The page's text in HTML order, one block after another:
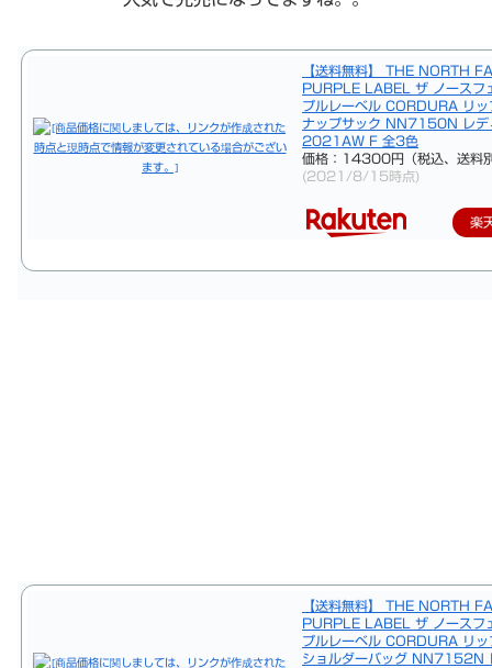
【送料無料】 THE NORTH
PURPLE LABEL ザ ノースフ
プルレーベル CORDURA リッ
ナップサック NN7150N レデ
2021AW F 全3色
価格：14300円（税込、送料
(2021/8/15時点)
楽
【送料無料】 THE NORTH
PURPLE LABEL ザ ノースフ
プルレーベル CORDURA リッ
ショルダーバッグ NN7152N